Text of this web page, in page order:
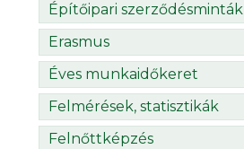
Építőipari szerződésminták
Erasmus
Éves munkaidőkeret
Felmérések, statisztikák
Felnőttképzés